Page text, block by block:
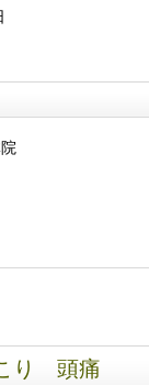
り 頭痛